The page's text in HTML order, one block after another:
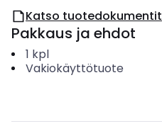
Katso tuotedokumentit
Pakkaus ja ehdot
1 kpl
Vakiokäyttötuote